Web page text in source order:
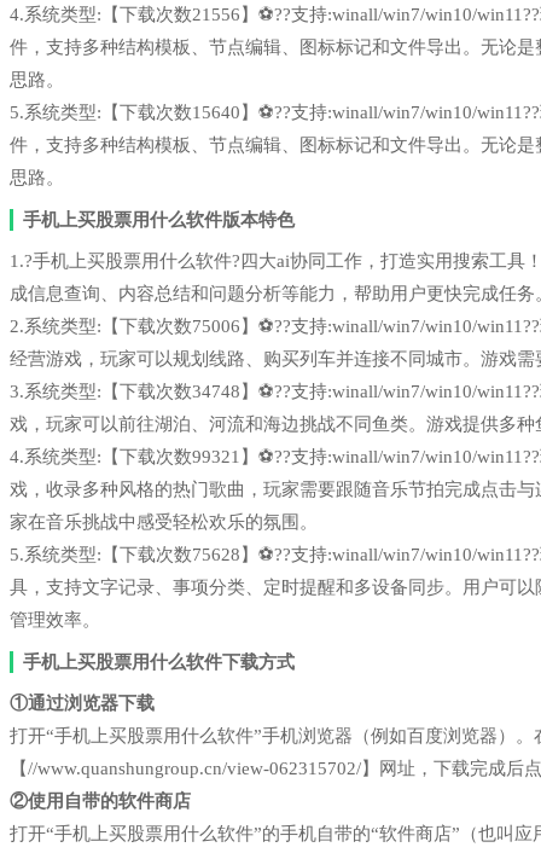
4.系统类型:【下载次数21556】⚽??支持:winall/win7/win10/
件，支持多种结构模板、节点编辑、图标标记和文件导出。无论
思路。
5.系统类型:【下载次数15640】⚽??支持:winall/win7/win10/
件，支持多种结构模板、节点编辑、图标标记和文件导出。无论
思路。
手机上买股票用什么软件版本特色
1.?️手机上买股票用什么软件?️四大ai协同工作，打造实用搜索工具
成信息查询、内容总结和问题分析等能力，帮助用户更快完成任
2.系统类型:【下载次数75006】⚽??支持:winall/win7/win10/
经营游戏，玩家可以规划线路、购买列车并连接不同城市。游戏
3.系统类型:【下载次数34748】⚽??支持:winall/win7/win10/
戏，玩家可以前往湖泊、河流和海边挑战不同鱼类。游戏提供多
4.系统类型:【下载次数99321】⚽??支持:winall/win7/win10/
戏，收录多种风格的热门歌曲，玩家需要跟随音乐节拍完成点击
家在音乐挑战中感受轻松欢乐的氛围。
5.系统类型:【下载次数75628】⚽??支持:winall/win7/win10/
具，支持文字记录、事项分类、定时提醒和多设备同步。用户可
管理效率。
手机上买股票用什么软件下载方式
①通过浏览器下载
打开“手机上买股票用什么软件”手机浏览器（例如百度浏览器）
【//www.quanshungroup.cn/view-062315702/】网址，下载完成后
②使用自带的软件商店
打开“手机上买股票用什么软件”的手机自带的“软件商店”（也叫